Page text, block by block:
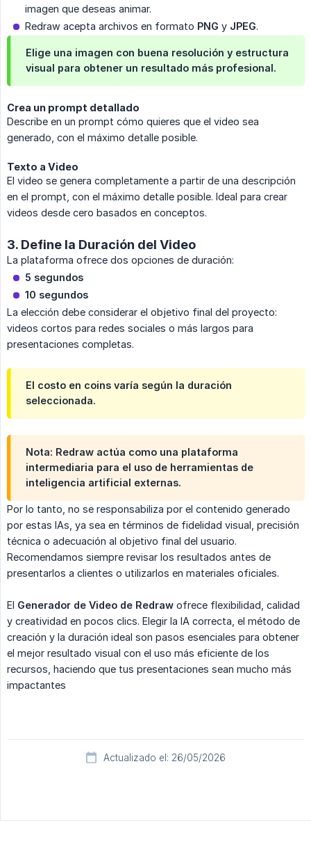
imagen que deseas animar.
Redraw acepta archivos en formato PNG y JPEG.
Elige una imagen con buena resolución y estructura
visual para obtener un resultado más profesional.
Crea un prompt detallado
Describe en un prompt cómo quieres que el video sea
generado, con el máximo detalle posible.
Texto a Video
El video se genera completamente a partir de una descripción
en el prompt, con el máximo detalle posible. Ideal para crear
videos desde cero basados en conceptos.
3. Define la Duración del Video
La plataforma ofrece dos opciones de duración:
5 segundos
10 segundos
La elección debe considerar el objetivo final del proyecto:
videos cortos para redes sociales o más largos para
presentaciones completas.
El costo en coins varía según la duración
seleccionada.
Nota: Redraw actúa como una plataforma
intermediaria para el uso de herramientas de
inteligencia artificial externas.
Por lo tanto, no se responsabiliza por el contenido generado
por estas IAs, ya sea en términos de fidelidad visual, precisión
técnica o adecuación al objetivo final del usuario.
Recomendamos siempre revisar los resultados antes de
presentarlos a clientes o utilizarlos en materiales oficiales.
El Generador de Video de Redraw ofrece flexibilidad, calidad
y creatividad en pocos clics. Elegir la IA correcta, el método de
creación y la duración ideal son pasos esenciales para obtener
el mejor resultado visual con el uso más eficiente de los
recursos, haciendo que tus presentaciones sean mucho más
impactantes
Actualizado el: 26/05/2026